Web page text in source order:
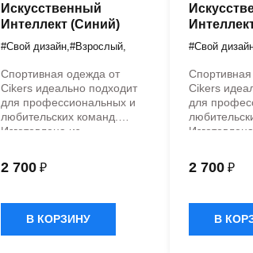
Искусственный
Интеллект (Синий)
#Свой дизайн #Взрослый
Спортивная одежда от
Cikers идеально подходит
для профессиональных и
любительских команд.
Изготовлена из
материалов с
пропиткой,
обеспечивающей
2 700 ₽
В КОРЗИНУ
#Свой
Cikers
для
материалов с
пропиткой,
2 700 ₽
В